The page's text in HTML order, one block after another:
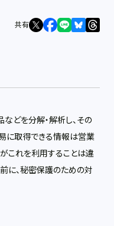
共有
どを分解・解析し、その
に取得できる情報は営業
これを利用することは違
に、秘密保護のための対